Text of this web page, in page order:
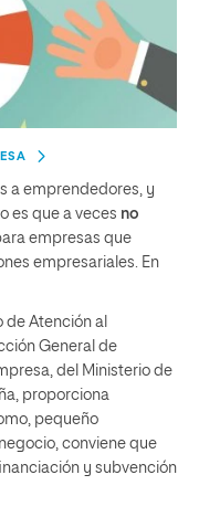
a emprendedores, y
es que a veces no
empresas que
empresariales. En
de Atención al
General de
del Ministerio de
proporciona
pequeño
conviene que
y subvención